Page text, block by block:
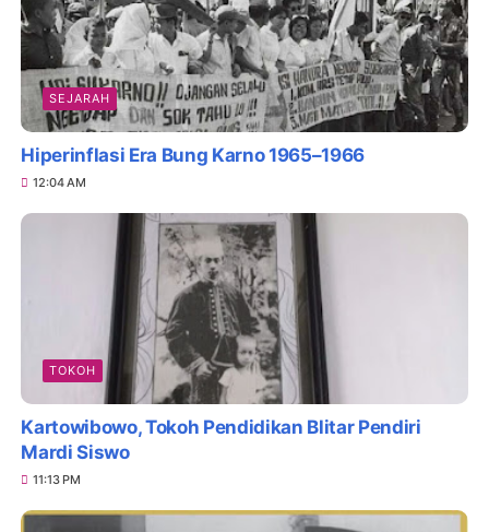
SEJARAH
Hiperinflasi Era Bung Karno 1965–1966
12:04 AM
TOKOH
Kartowibowo, Tokoh Pendidikan Blitar Pendiri
Mardi Siswo
11:13 PM